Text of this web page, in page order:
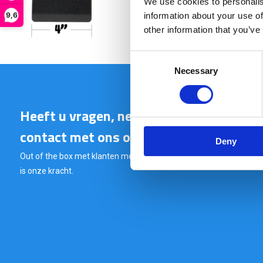
information about your use
other information that
Necessary
Deny
9,6
€ 4,50
Op
OP
Heeft u vragen, neem gerust
contact met ons op.
Out of the box met klanten meedenken
is onze kracht.